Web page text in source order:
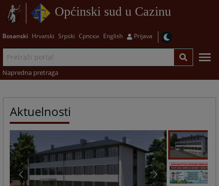
Općinski sud u Cazinu
Bosanski Hrvatski Srpski Српски English Prijava
Napredna pretraga
Aktuelnosti